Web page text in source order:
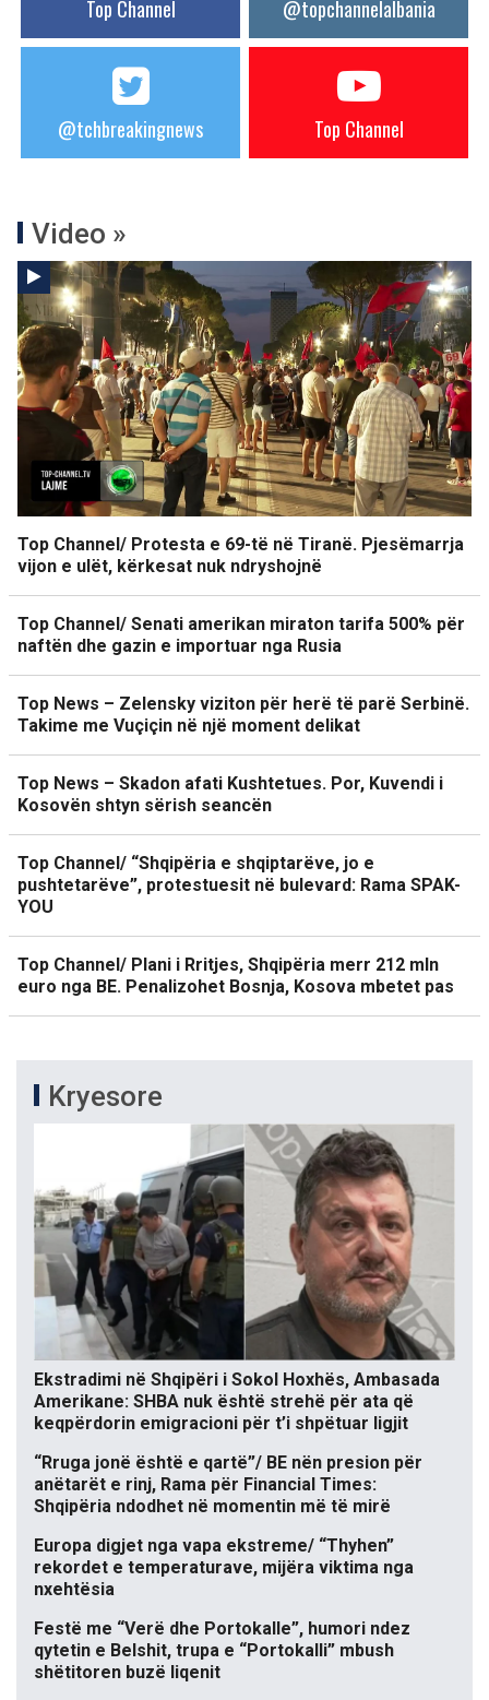
Top Channel @topchannelalbania
@tchbreakingnews Top Channel
Video »
Top Channel/ Protesta e 69-të në Tiranë. Pjesëmarrja
vijon e ulët, kërkesat nuk ndryshojnë
Top Channel/ Senati amerikan miraton tarifa 500% për
naftën dhe gazin e importuar nga Rusia
Top News – Zelensky viziton për herë të parë Serbinë.
Takime me Vuçiçin në një moment delikat
Top News – Skadon afati Kushtetues. Por, Kuvendi i
Kosovën shtyn sërish seancën
Top Channel/ “Shqipëria e shqiptarëve, jo e
pushtetarëve”, protestuesit në bulevard: Rama SPAK-
YOU
Top Channel/ Plani i Rritjes, Shqipëria merr 212 mln
euro nga BE. Penalizohet Bosnja, Kosova mbetet pas
Kryesore
Ekstradimi në Shqipëri i Sokol Hoxhës, Ambasada
Amerikane: SHBA nuk është strehë për ata që
keqpërdorin emigracioni për t’i shpëtuar ligjit
“Rruga jonë është e qartë”/ BE nën presion për
anëtarët e rinj, Rama për Financial Times:
Shqipëria ndodhet në momentin më të mirë
Europa digjet nga vapa ekstreme/ “Thyhen”
rekordet e temperaturave, mijëra viktima nga
nxehtësia
Festë me “Verë dhe Portokalle”, humori ndez
qytetin e Belshit, trupa e “Portokalli” mbush
shëtitoren buzë liqenit